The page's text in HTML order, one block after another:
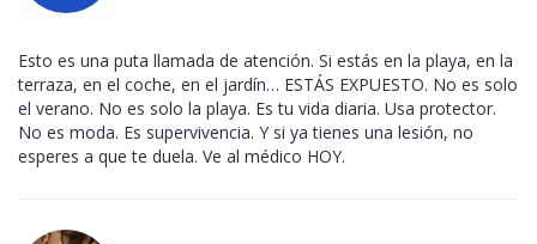
Esto es una puta llamada de atención. Si estás en la playa, en la
terraza, en el coche, en el jardín… ESTÁS EXPUESTO. No es solo
el verano. No es solo la playa. Es tu vida diaria. Usa protector.
No es moda. Es supervivencia. Y si ya tienes una lesión, no
esperes a que te duela. Ve al médico HOY.